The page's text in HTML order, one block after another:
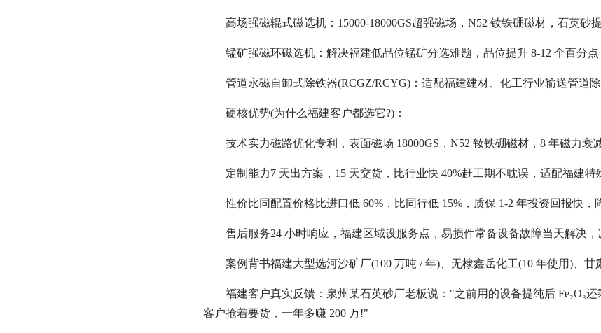
高场强磁辊式磁选机：15000-18000GS超强磁场，N52 钕铁硼磁材，石英砂
锰矿强磁环磁选机：解决福建低品位锰矿分选难题，品位提升 8-12 个百分点
管道永磁自卸式除铁器(RCGZ/RCYG)：适配福建建材、化工行业输送管道
硬核优势(为什么福建客户都选它?)：
技术实力磁路优化专利，表面磁场 18000GS，N52 钕铁硼磁材，8 年磁力
定制能力7 天出方案，15 天交货，比行业快 40%赶工期不耽误，适配福建特
性价比同配置价格比进口低 60%，比同行低 15%，质保 1-2 年投资回报快
售后服务24 小时响应，福建区域设服务点，易损件常备设备故障当天解决
案例背书福建大型选河沙矿厂(100 万吨 / 年)、无棣鑫岳化工(10 年使用)、
福建客户真实反馈：泉州某石英砂厂老板说："之前用的设备提纯后 Fe₂O₃
客户抢着要货，一年多赚 200 万!"